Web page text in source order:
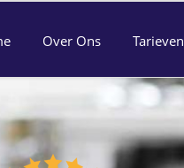
Over Ons Tarieven